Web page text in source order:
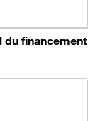
du financement